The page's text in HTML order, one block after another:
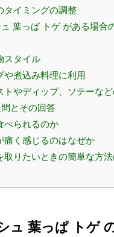
タイミングの調整
葉っぱ トゲ がある場合
スタイル
や煮込み料理に利用
トやディップ、ソテーな
とその回答
べられるのか
痛く感じるのはなぜか
取りたいときの簡単な方
ュ 葉っぱ トゲ